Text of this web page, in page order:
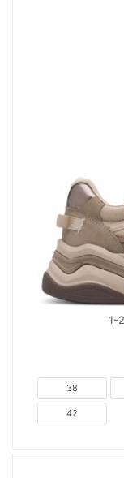
1-
38
42